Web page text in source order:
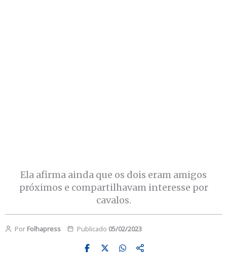
Ela afirma ainda que os dois eram amigos
próximos e compartilhavam interesse por
cavalos.
Por Folhapress Publicado 05/02/2023